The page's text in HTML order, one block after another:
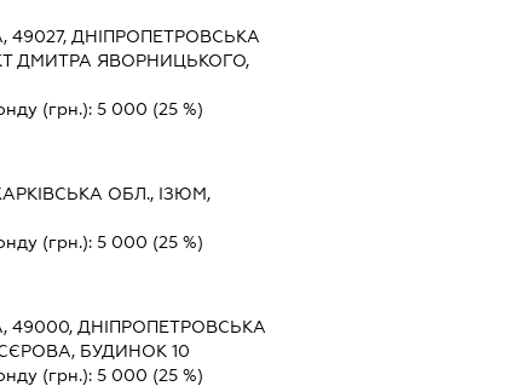
49027, ДНІПРОПЕТРОВСЬКА
ДМИТРА ЯВОРНИЦЬКОГО,
(грн.):5 000 (25 %)
ОБЛ., ІЗЮМ,
(грн.):5 000 (25 %)
49000, ДНІПРОПЕТРОВСЬКА
БУДИНОК 10
(грн.):5 000 (25 %)